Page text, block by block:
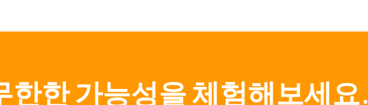
한한 가능성을 체험해보세요.